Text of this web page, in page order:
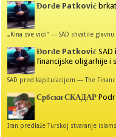
Đorđe Patković
„Kina sve vidi“ — SAD shvatile
Đorđe Patković SAD
financijske oligarhije i
SAD pred kapitulacijom — The
Србски СКАДАР
Iran predlaže Turskoj stvaranje